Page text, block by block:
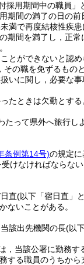
採用期間中の職員」
間の満了の日の前
満で再度結核性疾
期間を満了し，正
とができないと認め
の職を免ずるものと
いに関し，必要な事
たときは欠勤とする
って県外へ旅行し
条例第14号)の規定
けなければならない
直(以下「宿日直」
ないことがある。
該出先機関の長(以
，当該公署に勤務す
る職員のうちから